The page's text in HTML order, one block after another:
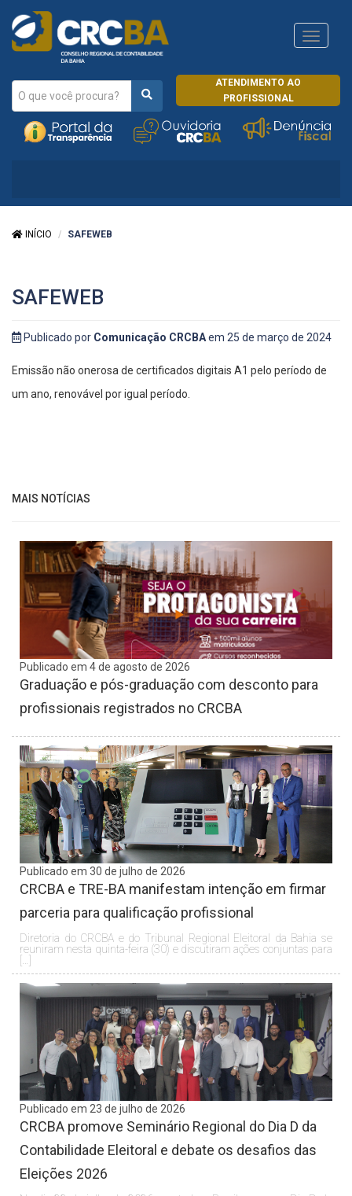
ATENDIMENTO AO
PROFISSIONAL
CRCRJ
INÍCIO SAFEWEB
SAFEWEB
Publicado por Comunicação CRCBAem 25 de março de 2024
Emissão não onerosa de certificados digitais A1 pelo período de
um ano, renovável por igual período.
MAIS NOTÍCIAS
Publicado em 4 de agosto de 2026
Graduação e pós-graduação com desconto para
profissionais registrados no CRCBA
Publicado em 30 de julho de 2026
CRCBA e TRE-BA manifestam intenção em firmar
parceria para qualificação profissional
Diretoria do CRCBA e do Tribunal Regional Eleitoral da Bahia se
reuniram nesta quinta-feira (30) e discutiram ações conjuntas para
Publicado em 23 de julho de 2026
CRCBA promove Seminário Regional do Dia D da
Contabilidade Eleitoral e debate os desafios das
Eleições 2026